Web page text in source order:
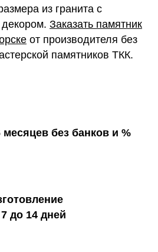
из гранита с
Заказать памятник
от производителя без
памятников ТКК.
месяцев без банков и %
до 14 дней